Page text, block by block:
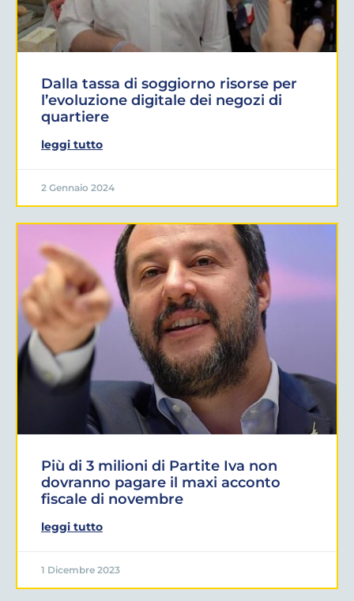
Dalla tassa di soggiorno risorse per
l’evoluzione digitale dei negozi di
quartiere
leggi tutto
2 Gennaio 2024
Più di 3 milioni di Partite Iva non
dovranno pagare il maxi acconto
fiscale di novembre
leggi tutto
1 Dicembre 2023